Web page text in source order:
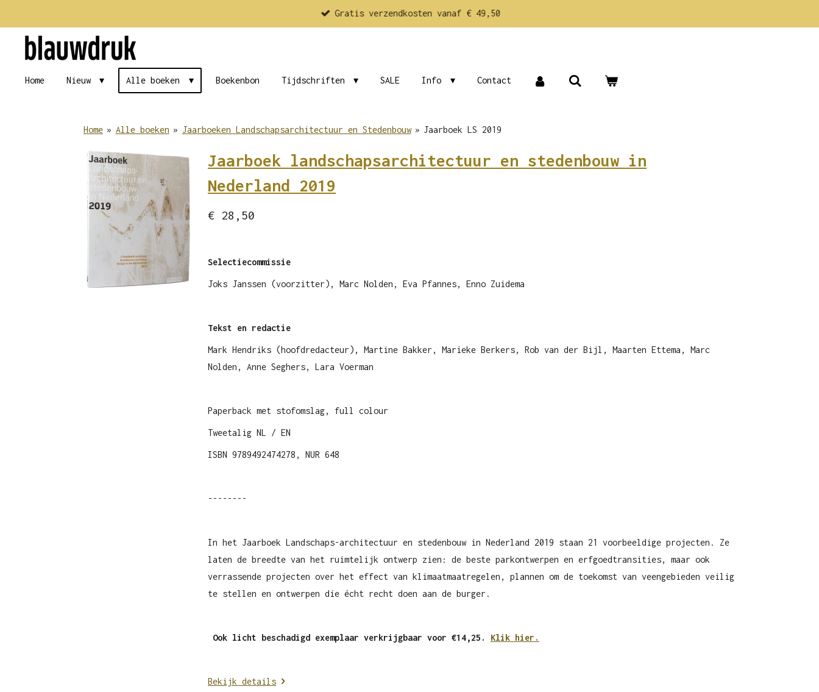
direct
hoofdinhoud
Gratis verzendkosten vanaf € 49,50
Home Nieuw Alle boeken Boekenbon Tijdschriften SALE Info Contact
Home » Alle boeken » Jaarboeken Landschapsarchitectuur en Stedenbouw » Jaarboek LS 2019
Jaarboek landschapsarchitectuur en stedenbouw in
Nederland 2019
€ 28,50
Selectiecommissie
Joks Janssen (voorzitter), Marc Nolden, Eva Pfannes, Enno Zuidema
Tekst en redactie
Mark Hendriks (hoofdredacteur), Martine Bakker, Marieke Berkers, Rob van der Bijl, Maarten Ettema, Marc
Nolden, Anne Seghers, Lara Voerman
Paperback met stofomslag, full colour
Tweetalig NL / EN
ISBN 9789492474278, NUR 648
--------
In het Jaarboek Landschaps-architectuur en stedenbouw in Nederland 2019 staan 21 voorbeeldige projecten. Ze
laten de breedte van het ruimtelijk ontwerp zien: de beste parkontwerpen en erfgoedtransities, maar ook
verrassende projecten over het effect van klimaatmaatregelen, plannen om de toekomst van veengebieden veilig
te stellen en ontwerpen die écht recht doen aan de burger.
Ook licht beschadigd exemplaar verkrijgbaar voor €14,25. Klik hier.
Bekijk details